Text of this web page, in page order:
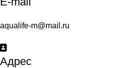
aqualife-m@mail.ru
Адрес